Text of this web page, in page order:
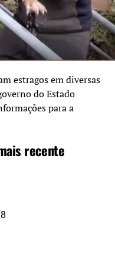
o governo
no julgamento que foi
e não cinco.
forma de garantir
previsto até 2027.
com
e
estragos em diversas
do Estado
para a
recente